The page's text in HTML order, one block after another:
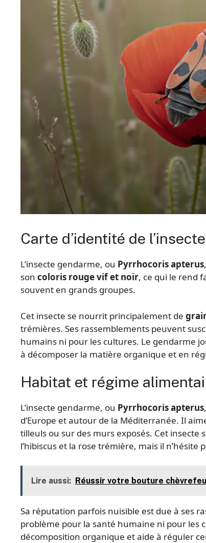
Carte d’identité de
L’insecte gendarme, ou Pyrrhocoris apterus
son coloris rouge vif et noir, ce qui le rend
souvent en grands groupes.
Cet insecte se nourrit principalement de
trémières. Ses rassemblements peuvent
humains ni pour les cultures. Le gendarme
à décomposer la matière organique et en
Habitat et régime
L’insecte gendarme, ou Pyrrhocoris apterus
d’Europe et autour de la Méditerranée. Il
tilleuls ou sur des murs exposés. Cet insecte
l’hibiscus et la rose trémière, mais il
Lire aussi: Réussir votre bouture
Sa réputation parfois nuisible est due à ses
problème pour la santé humaine ni pour les
décomposition organique et aide à réguler